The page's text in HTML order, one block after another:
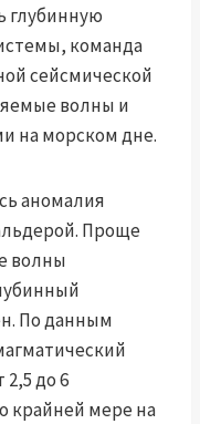
глубинную
команда
сейсмической
волны и
на морском дне.
аномалия
Проще
волны
По данным
2,5 до 6
крайней мере на